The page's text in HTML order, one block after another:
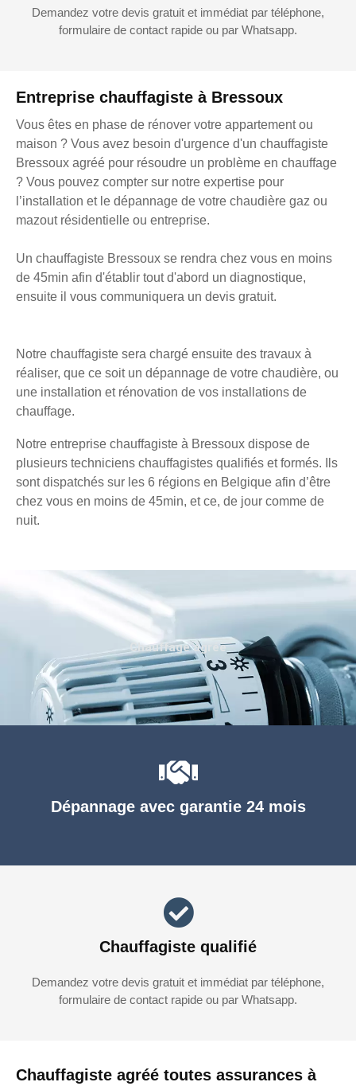
Entreprise chauffagiste à Bressoux
Vous êtes en phase de rénover votre appartement ou
maison ? Vous avez besoin d'urgence d'un chauffagiste
Bressoux agréé pour résoudre un problème en chauffage
? Vous pouvez compter sur notre expertise pour
l’installation et le dépannage de votre chaudière gaz ou
mazout résidentielle ou entreprise.
Un chauffagiste Bressoux se rendra chez vous en moins
de 45min afin d'établir tout d'abord un diagnostique,
ensuite il vous communiquera un devis gratuit.
Notre chauffagiste sera chargé ensuite des travaux à
réaliser, que ce soit un dépannage de votre chaudière, ou
une installation et rénovation de vos installations de
chauffage.
Notre entreprise chauffagiste à Bressoux dispose de
plusieurs techniciens chauffagistes qualifiés et formés. Ils
sont dispatchés sur les 6 régions en Belgique afin d’être
chez vous en moins de 45min, et ce, de jour comme de
nuit.
Demandez votre devis gratuit et immédiat par téléphone,
formulaire de contact rapide ou par Whatsapp.
Chauffagiste agréé toutes assurances à
Dépannage avec garantie 24 mois
Chauffagiste qualifié
Demandez votre devis gratuit et immédiat par téléphone,
formulaire de contact rapide ou par Whatsapp.
Chauffage agréé